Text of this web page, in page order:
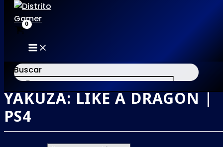
al
contenido
MAIN
MENU
Buscar
×
YAKUZA: LIKE A DRAGON |
PS4